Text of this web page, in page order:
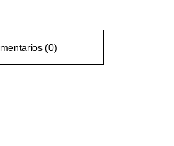
Ver comentarios (0)